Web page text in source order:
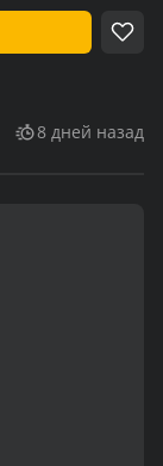
8 дней назад